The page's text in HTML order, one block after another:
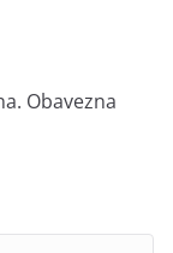
Obavezna